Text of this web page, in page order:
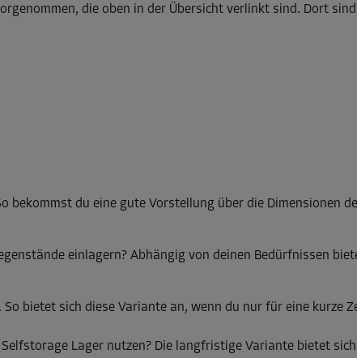
die oben in der Übersicht verlinkt sind. Dort
du eine gute Vorstellung über die Dimensionen
einlagern? Abhängig von deinen Bedürfnissen
bietet sich diese Variante an, wenn du nur für eine kurze
Lager nutzen? Die langfristige Variante bietet